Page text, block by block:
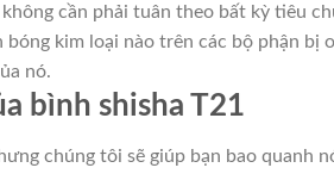
cần phải tuân theo bất kỳ tiêu
bóng kim loại nào trên các bộ phận
nó.
bình shisha T21
chúng tôi sẽ giúp bạn bao